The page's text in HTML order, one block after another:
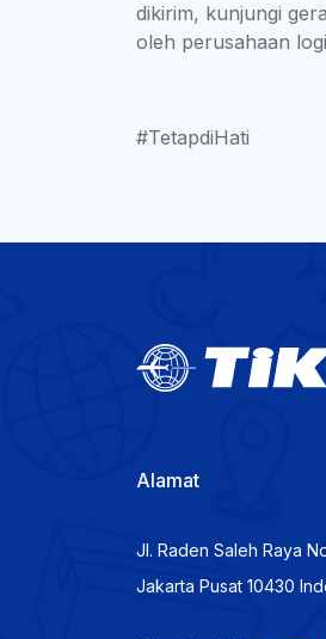
dikirim, kunjungi
oleh perusahaan
#TetapdiHati
Alamat
Jl. Raden Saleh Raya
Jakarta Pusat 10430